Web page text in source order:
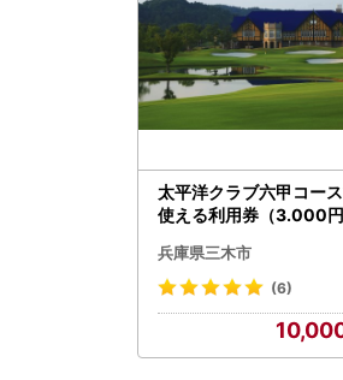
太平洋クラブ六甲コー
使える利用券（3.000
兵庫県三木市
(6)